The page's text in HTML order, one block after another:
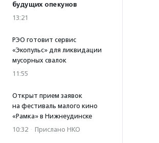
будущих опекунов
13:21
РЭО готовит сервис
«Экопульс» для ликвидации
мусорных свалок
11:55
Открыт прием заявок
на фестиваль малого кино
«Рамка» в Нижнеудинске
10:32 · Прислано НКО